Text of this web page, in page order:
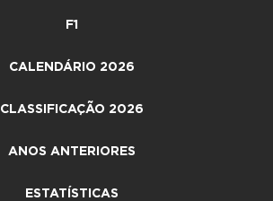
F1
CALENDÁRIO 2026
CLASSIFICAÇÃO 2026
ANOS ANTERIORES
ESTATÍSTICAS